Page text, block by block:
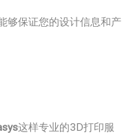
够保证您的设计信息和产
这样专业的3D打印服